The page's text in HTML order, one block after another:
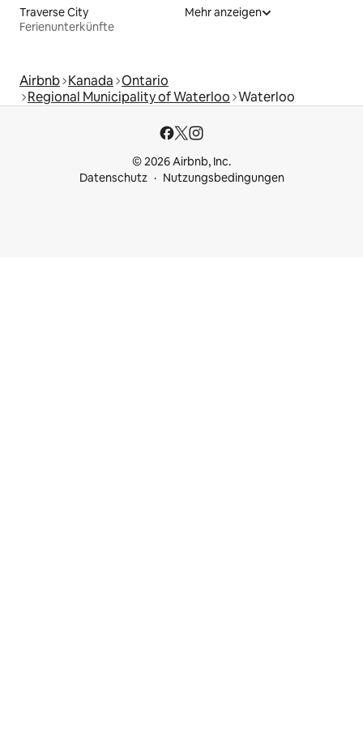
Traverse City
Ferienunterkünfte
Mehr anzeigen
Airbnb Kanada Ontario
Regional Municipality of Waterloo Waterloo
© 2026 Airbnb, Inc.
Datenschutz
Nutzungsbedingungen